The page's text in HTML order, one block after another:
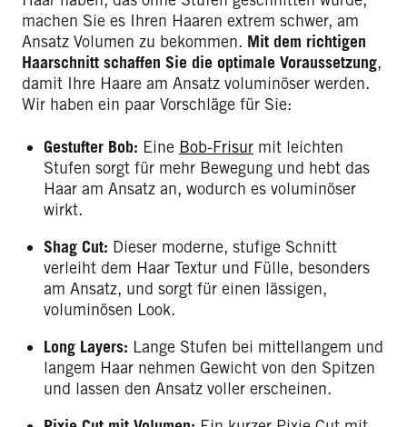
machen Sie es Ihren Haaren extrem schwer, am
Ansatz Volumen zu bekommen. Mit dem richtigen
Haarschnitt schaffen Sie die optimale Voraussetzung,
damit Ihre Haare am Ansatz voluminöser werden.
Wir haben ein paar Vorschläge für Sie:
Gestufter Bob: Eine Bob-Frisur mit leichten
Stufen sorgt für mehr Bewegung und hebt das
Haar am Ansatz an, wodurch es voluminöser
wirkt.
Shag Cut: Dieser moderne, stufige Schnitt
verleiht dem Haar Textur und Fülle, besonders
am Ansatz, und sorgt für einen lässigen,
voluminösen Look.
Long Layers: Lange Stufen bei mittellangem und
langem Haar nehmen Gewicht von den Spitzen
und lassen den Ansatz voller erscheinen.